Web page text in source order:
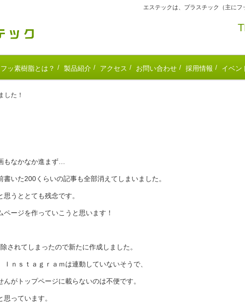
エステックは、プラスチック（主に
フッ素樹脂とは？ 製品紹介 アクセス お問い合わせ 採用情報 イベン
した！
もなかなか進まず…
いた200くらいの記事も全部消えてしまいました。
うととても残念です。
ージを作っていこうと思います！
されてしまったので新たに作成しました。
ｎｓｔａｇｒａｍは連動していないそうで、
がトップページに載らないのは不便です。
っています。